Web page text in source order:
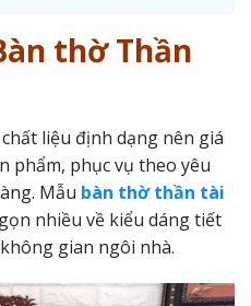
thờ Thần
liệu định dạng nên giá
phẩm, phục vụ theo yêu
Mẫu bàn thờ thần tài
nhiều về kiểu dáng tiết
gian ngôi nhà.